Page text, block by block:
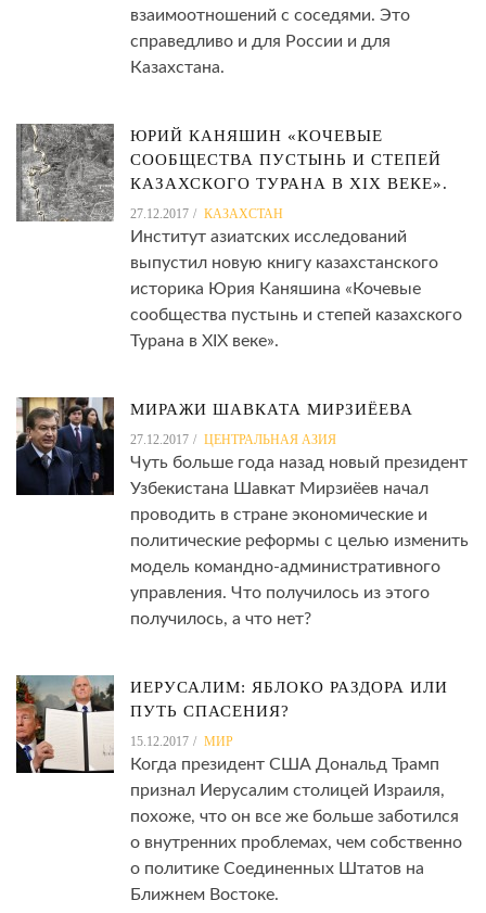
взаимоотношений с соседями. Это
справедливо и для России и для
Казахстана.
ЮРИЙ КАНЯШИН «КОЧЕВЫЕ
СООБЩЕСТВА ПУСТЫНЬ И СТЕПЕЙ
КАЗАХСКОГО ТУРАНА В XIX ВЕКЕ».
27.12.2017 КАЗАХСТАН
Институт азиатских исследований
выпустил новую книгу казахстанского
историка Юрия Каняшина «Кочевые
сообщества пустынь и степей казахского
Турана в XIX веке».
МИРАЖИ ШАВКАТА МИРЗИЁЕВА
27.12.2017 ЦЕНТРАЛЬНАЯ АЗИЯ
Чуть больше года назад новый президент
Узбекистана Шавкат Мирзиёев начал
проводить в стране экономические и
политические реформы с целью изменить
модель командно-административного
управления. Что получилось из этого
получилось, а что нет?
ИЕРУСАЛИМ: ЯБЛОКО РАЗДОРА ИЛИ
ПУТЬ СПАСЕНИЯ?
15.12.2017 МИР
Когда президент США Дональд Трамп
признал Иерусалим столицей Израиля,
похоже, что он все же больше заботился
о внутренних проблемах, чем собственно
о политике Соединенных Штатов на
Ближнем Востоке.